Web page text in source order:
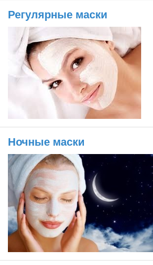
Регулярные маски
Ночные маски